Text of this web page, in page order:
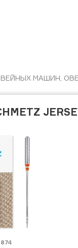
ОВЕРЛОКОВ,